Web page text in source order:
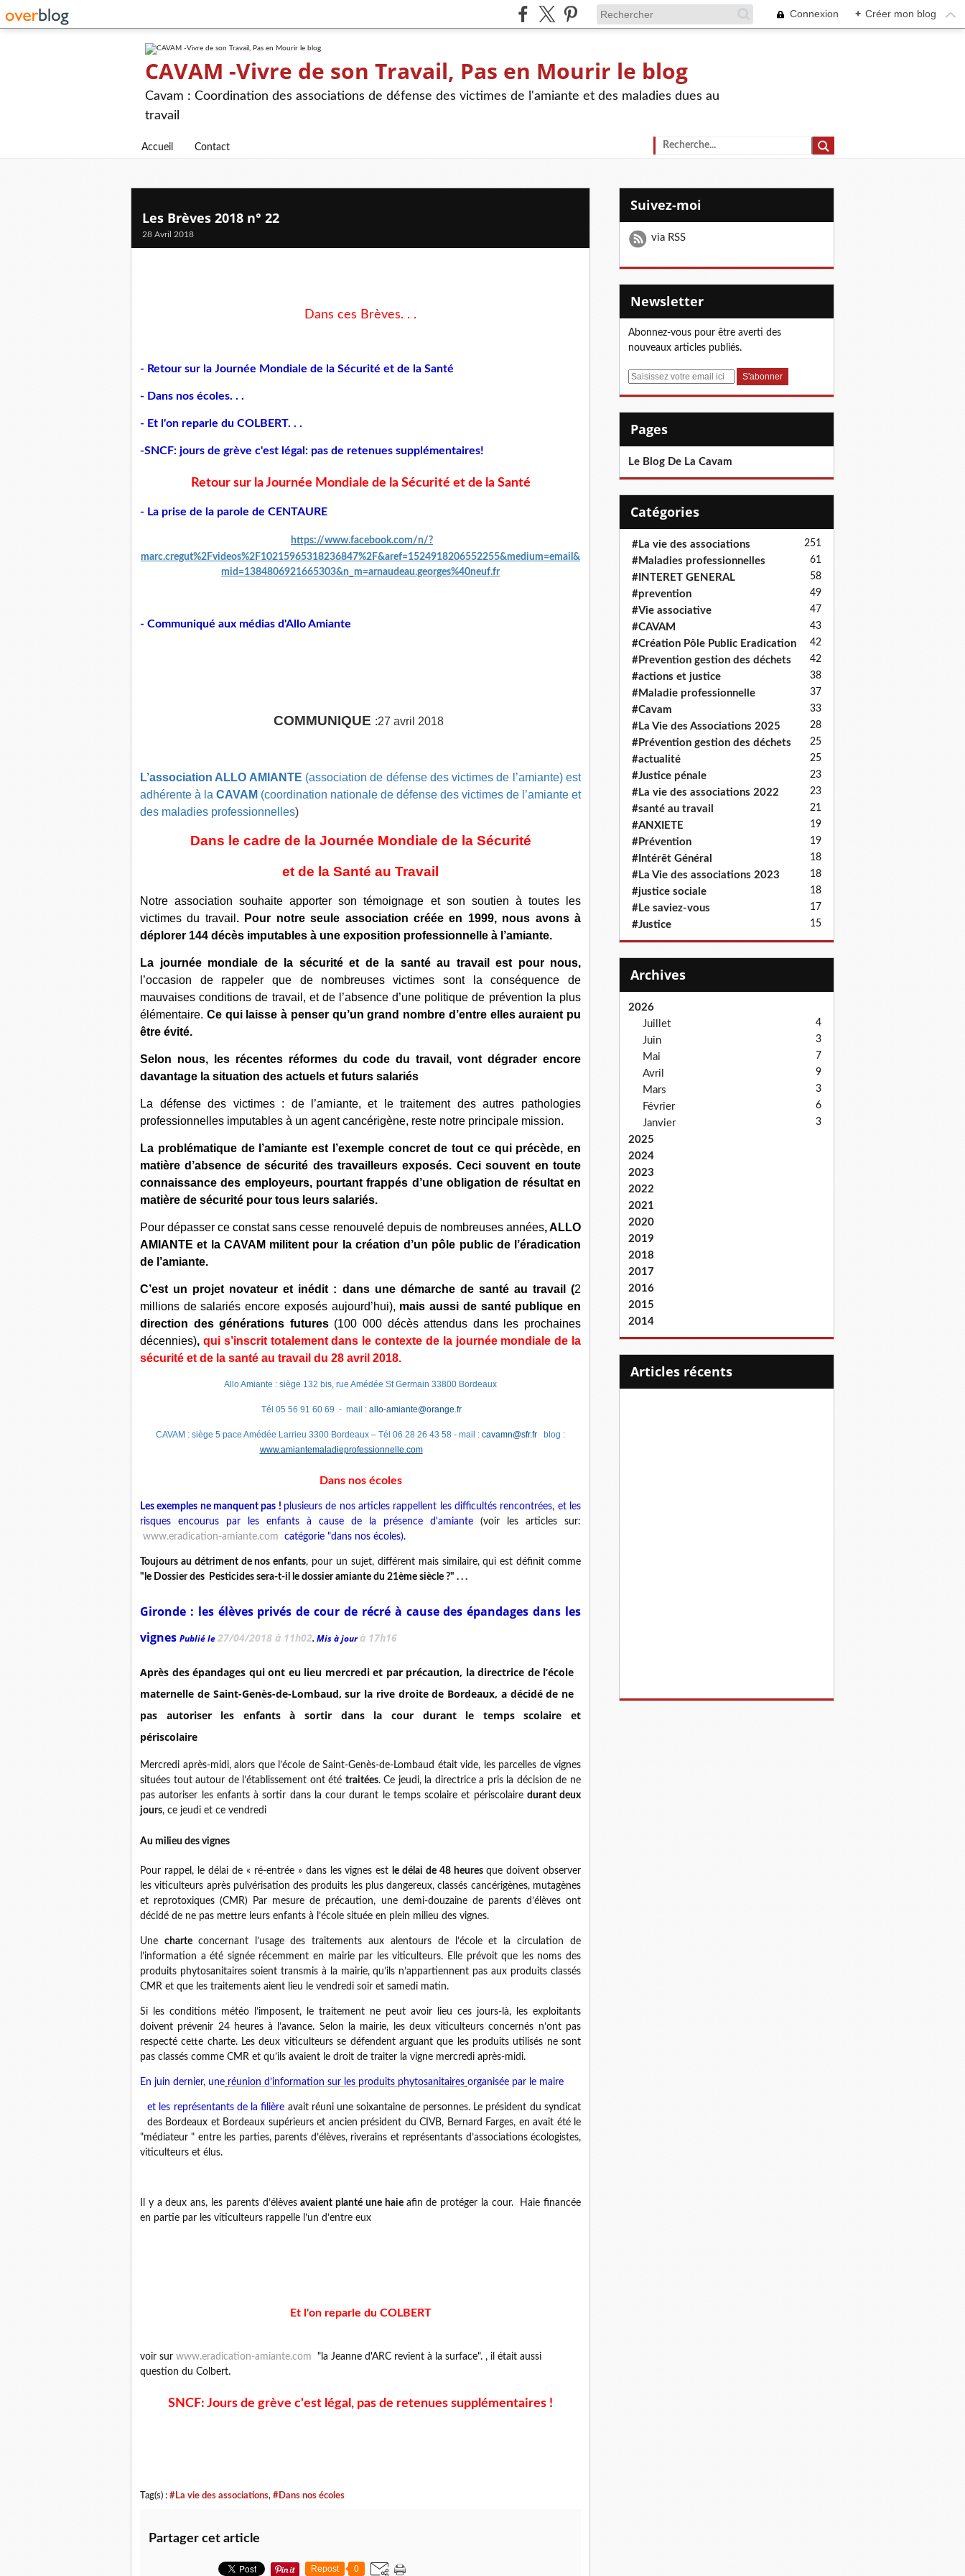
Connexion + Créer mon blog
CAVAM -Vivre de son Travail, Pas en Mourir le blog
Cavam : Coordination des associations de défense des victimes de l'amiante et des maladies dues au
travail
Accueil Contact
Les Brèves 2018 n° 22
28 Avril 2018
Dans ces Brèves. . .
- Retour sur la Journée Mondiale de la Sécurité et de la Santé
- Dans nos écoles. . .
- Et l'on reparle du COLBERT. . .
-SNCF: jours de grève c'est légal: pas de retenues supplémentaires!
Retour sur la Journée Mondiale de la Sécurité et de la Santé
- La prise de la parole de CENTAURE
https://www.facebook.com/n/?
marc.cregut%2Fvideos%2F10215965318236847%2F&aref=1524918206552255&medium=email&
mid=1384806921665303&n_m=arnaudeau.georges%40neuf.fr
- Communiqué aux médias d'Allo Amiante
COMMUNIQUE :27 avril 2018
L’association ALLO AMIANTE (association de défense des victimes de l’amiante) est
adhérente à la CAVAM (coordination nationale de défense des victimes de l’amiante et
des maladies professionnelles)
Dans le cadre de la Journée Mondiale de la Sécurité
et de la Santé au Travail
Notre association souhaite apporter son témoignage et son soutien à toutes les
victimes du travail . Pour notre seule association créée en 1999, nous avons à
déplorer 144 décès imputables à une exposition professionnelle à l’amiante.
La journée mondiale de la sécurité et de la santé au travail est pour nous,
l’occasion de rappeler que de nombreuses victimes sont la conséquence de
mauvaises conditions de travail, et de l’absence d’une politique de prévention la plus
élémentaire. Ce qui laisse à penser qu’un grand nombre d’entre elles auraient pu
être évité.
Selon nous, les récentes réformes du code du travail, vont dégrader encore
davantage la situation des actuels et futurs salariés
La défense des victimes : de l’amiante, et le traitement des autres pathologies
professionnelles imputables à un agent cancérigène, reste notre principale mission.
La problématique de l’amiante est l’exemple concret de tout ce qui précède, en
matière d’absence de sécurité des travailleurs exposés. Ceci souvent en toute
connaissance des employeurs, pourtant frappés d’une obligation de résultat en
matière de sécurité pour tous leurs salariés.
Pour dépasser ce constat sans cesse renouvelé depuis de nombreuses années, ALLO
AMIANTE et la CAVAM militent pour la création d’un pôle public de l’éradication
de l’amiante.
C’est un projet novateur et inédit : dans une démarche de santé au travail (2
millions de salariés encore exposés aujourd’hui), mais aussi de santé publique en
direction des générations futures (100 000 décès attendus dans les prochaines
décennies), qui s’inscrit totalement dans le contexte de la journée mondiale de la
sécurité et de la santé au travail du 28 avril 2018.
Allo Amiante : siège 132 bis, rue Amédée St Germain 33800 Bordeaux
Tél 05 56 91 60 69 - mail : allo-amiante@orange.fr
CAVAM : siège 5 pace Amédée Larrieu 3300 Bordeaux – Tél 06 28 26 43 58 - mail : cavamn@sfr.fr blog :
www.amiantemaladieprofessionnelle.com
Dans nos écoles
Les exemples ne manquent pas ! plusieurs de nos articles rappellent les difficultés rencontrées, et les
risques encourus par les enfants à cause de la présence d'amiante (voir les articles sur:
www.eradication-amiante.com catégorie "dans nos écoles).
Toujours au détriment de nos enfants, pour un sujet, différent mais similaire, qui est définit comme
"le Dossier des Pesticides sera-t-il le dossier amiante du 21ème siècle ?" . . .
Gironde : les élèves privés de cour de récré à cause des épandages dans les
vignes Publié le27/04/2018 à 11h02. Mis à jourà 17h16
Après des épandages qui ont eu lieu mercredi et par précaution, la directrice de l’école
maternelle de Saint-Genès-de-Lombaud, sur la rive droite de Bordeaux, a décidé de ne
pas autoriser les enfants à sortir dans la cour durant le temps scolaire et
périscolaire
Mercredi après-midi, alors que l’école de Saint-Genès-de-Lombaud était vide, les parcelles de vignes
situées tout autour de l’établissement ont été traitées. Ce jeudi, la directrice a pris la décision de ne
pas autoriser les enfants à sortir dans la cour durant le temps scolaire et périscolaire durant deux
jours, ce jeudi et ce vendredi
Au milieu des vignes
Pour rappel, le délai de « ré-entrée » dans les vignes est le délai de 48 heuresque doivent observer
les viticulteurs après pulvérisation des produits les plus dangereux, classés cancérigènes, mutagènes
et reprotoxiques (CMR) Par mesure de précaution, une demi-douzaine de parents d’élèves ont
décidé de ne pas mettre leurs enfants à l’école située en plein milieu des vignes.
Une charte concernant l’usage des traitements aux alentours de l’école et la circulation de
l’information a été signée récemment en mairie par les viticulteurs. Elle prévoit que les noms des
produits phytosanitaires soient transmis à la mairie, qu’ils n’appartiennent pas aux produits classés
CMR et que les traitements aient lieu le vendredi soir et samedi matin.
Si les conditions météo l’imposent, le traitement ne peut avoir lieu ces jours-là, les exploitants
doivent prévenir 24 heures à l’avance. Selon la mairie, les deux viticulteurs concernés n’ont pas
respecté cette charte. Les deux viticulteurs se défendent arguant que les produits utilisés ne sont
pas classés comme CMR et qu’ils avaient le droit de traiter la vigne mercredi après-midi.
En juin dernier, une réunion d’information sur les produits phytosanitaires organisée par le maire
et les représentants de la filière avait réuni une soixantaine de personnes. Le président du syndicat
des Bordeaux et Bordeaux supérieurs et ancien président du CIVB, Bernard Farges, en avait été le
"médiateur " entre les parties, parents d’élèves, riverains et représentants d’associations écologistes,
viticulteurs et élus.
Il y a deux ans, les parents d’élèvesavaient planté une haie afin de protéger la cour. Haie financée
en partie par les viticulteurs rappelle l’un d’entre eux
Et l'on reparle du COLBERT
voir sur www.eradication-amiante.com "la Jeanne d'ARC revient à la surface". , il était aussi
question du Colbert.
SNCF: Jours de grève c'est légal, pas de retenues supplémentaires !
Tag(s) : #La vie des associations, #Dans nos écoles
Partager cet article
Repost 0
Suivez-moi
via RSS
Newsletter
Abonnez-vous pour être averti des
nouveaux articles publiés.
E
Pages
Le Blog De La Cavam
Catégories
#La vie des associations 251
#Maladies professionnelles 61
#INTERET GENERAL 58
#prevention 49
#Vie associative 47
#CAVAM 43
#Création Pôle Public Eradication 42
#Prevention gestion des déchets 42
#actions et justice 38
#Maladie professionnelle 37
#Cavam 33
#La Vie des Associations 2025 28
#Prévention gestion des déchets 25
#actualité 25
#Justice pénale 23
#La vie des associations 2022 23
#santé au travail 21
#ANXIETE 19
#Prévention 19
#Intérêt Général 18
#La Vie des associations 2023 18
#justice sociale 18
#Le saviez-vous 17
#Justice 15
Archives
2026
Juillet
4
Juin 3
Mai 7
Avril 9
Mars 3
Février 6
Janvier 3
2025
2024
2023
2022
2021
2020
2019
2018
2017
2016
2015
2014
articles récents